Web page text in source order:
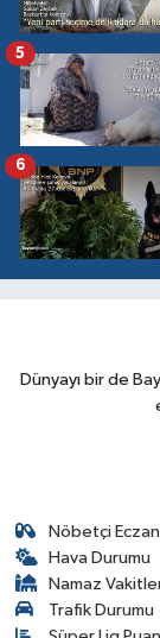
5
6
Dünyayı bir de
Nöbetçi
Hava Durumu
Namaz
Trafik Durumu